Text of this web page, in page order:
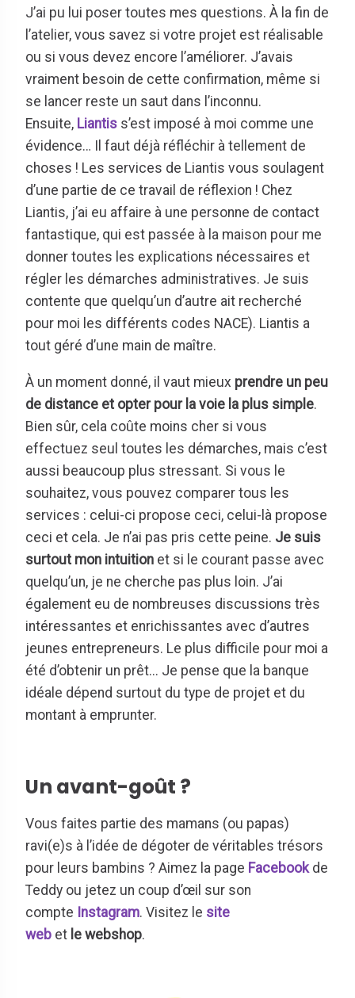
J’ai pu lui poser toutes mes questions. À la fin de
l’atelier, vous savez si votre projet est réalisable
ou si vous devez encore l’améliorer. J’avais
vraiment besoin de cette confirmation, même si
se lancer reste un saut dans l’inconnu.
Ensuite, Liantis s’est imposé à moi comme une
évidence… Il faut déjà réfléchir à tellement de
choses ! Les services de Liantis vous soulagent
d’une partie de ce travail de réflexion ! Chez
Liantis, j’ai eu affaire à une personne de contact
fantastique, qui est passée à la maison pour me
donner toutes les explications nécessaires et
régler les démarches administratives. Je suis
contente que quelqu’un d’autre ait recherché
pour moi les différents codes NACE). Liantis a
tout géré d’une main de maître.
À un moment donné, il vaut mieux prendre un peu
de distance et opter pour la voie la plus simple.
Bien sûr, cela coûte moins cher si vous
effectuez seul toutes les démarches, mais c’est
aussi beaucoup plus stressant. Si vous le
souhaitez, vous pouvez comparer tous les
services : celui-ci propose ceci, celui-là propose
ceci et cela. Je n’ai pas pris cette peine. Je suis
surtout mon intuition et si le courant passe avec
quelqu’un, je ne cherche pas plus loin. J’ai
également eu de nombreuses discussions très
intéressantes et enrichissantes avec d’autres
jeunes entrepreneurs. Le plus difficile pour moi a
été d’obtenir un prêt... Je pense que la banque
idéale dépend surtout du type de projet et du
montant à emprunter.
Un avant-goût ?
Vous faites partie des mamans (ou papas)
ravi(e)s à l’idée de dégoter de véritables trésors
pour leurs bambins ? Aimez la page Facebook de
Teddy ou jetez un coup d’œil sur son
compte Instagram. Visitez le site
web et le webshop.